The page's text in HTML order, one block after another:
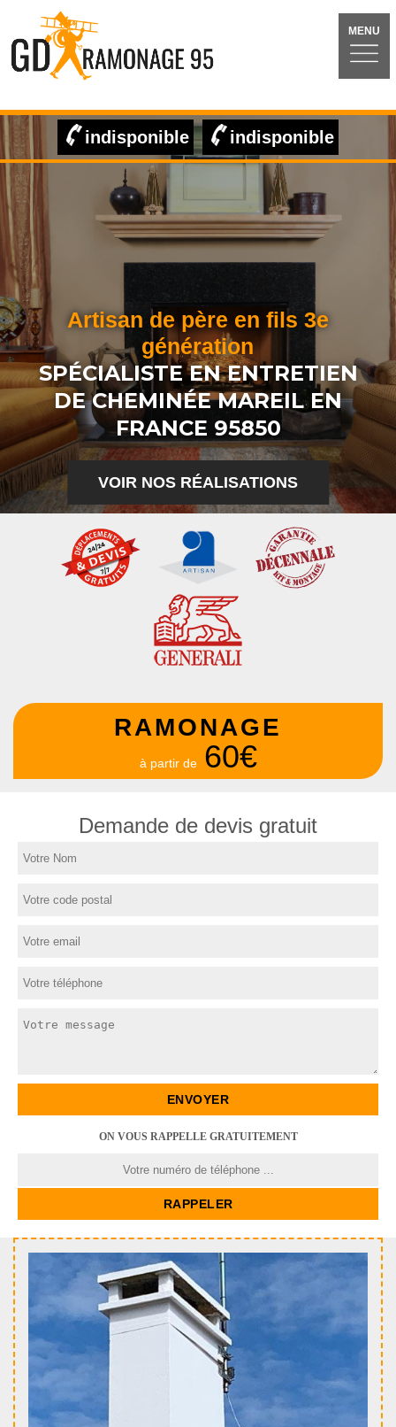
MENU
indisponible indisponible
Artisan de père en fils 3e
génération
SPÉCIALISTE EN ENTRETIEN
DE CHEMINÉE MAREIL EN
FRANCE 95850
VOIR NOS RÉALISATIONS
RAMONAGE
à partir de 60€
Demande de devis gratuit
ON VOUS RAPPELLE GRATUITEMENT